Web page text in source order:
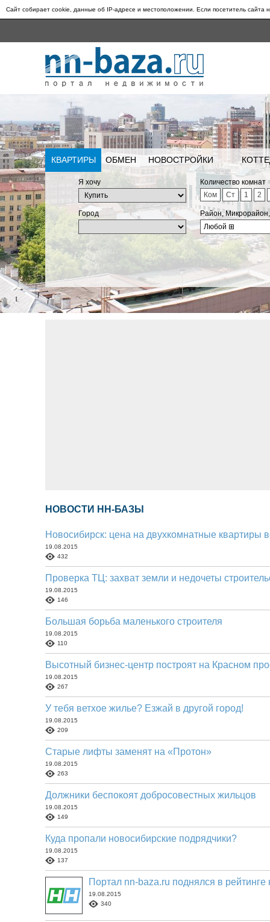
Сайт собирает cookie, данные об IP-адресе и местоположении. Если посетитель сайта
КВАРТИРЫ ОБМЕН НОВОСТРОЙКИ
Я хочу
Количество комнат
Ком
Ст 1 2
Город
Район,
Любой ⊞
НОВОСТИ НН-БАЗЫ
Новосибирск: цена на двухкомнатные квартиры
19.08.2015
432
Проверка ТЦ: захват земли и недочеты
19.08.2015
146
Большая борьба маленького строителя
19.08.2015
110
Высотный бизнес-центр построят на Красном
19.08.2015
267
У тебя ветхое жилье? Езжай в другой город!
19.08.2015
209
Старые лифты заменят на «Протон»
19.08.2015
263
Должники беспокоят добросовестных жильцов
19.08.2015
149
Куда пропали новосибирские подрядчики?
19.08.2015
137
Портал nn-baza.ru поднялся в рейтинге
19.08.2015
340